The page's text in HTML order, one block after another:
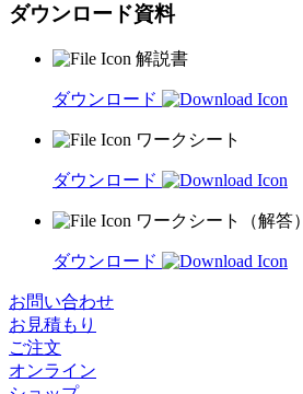
ダウンロード資料
解説書
ダウンロード
ワークシート
ダウンロード
ワークシート（解答）
ダウンロード
お問い合わせ
お見積もり
ご注文
オンライン